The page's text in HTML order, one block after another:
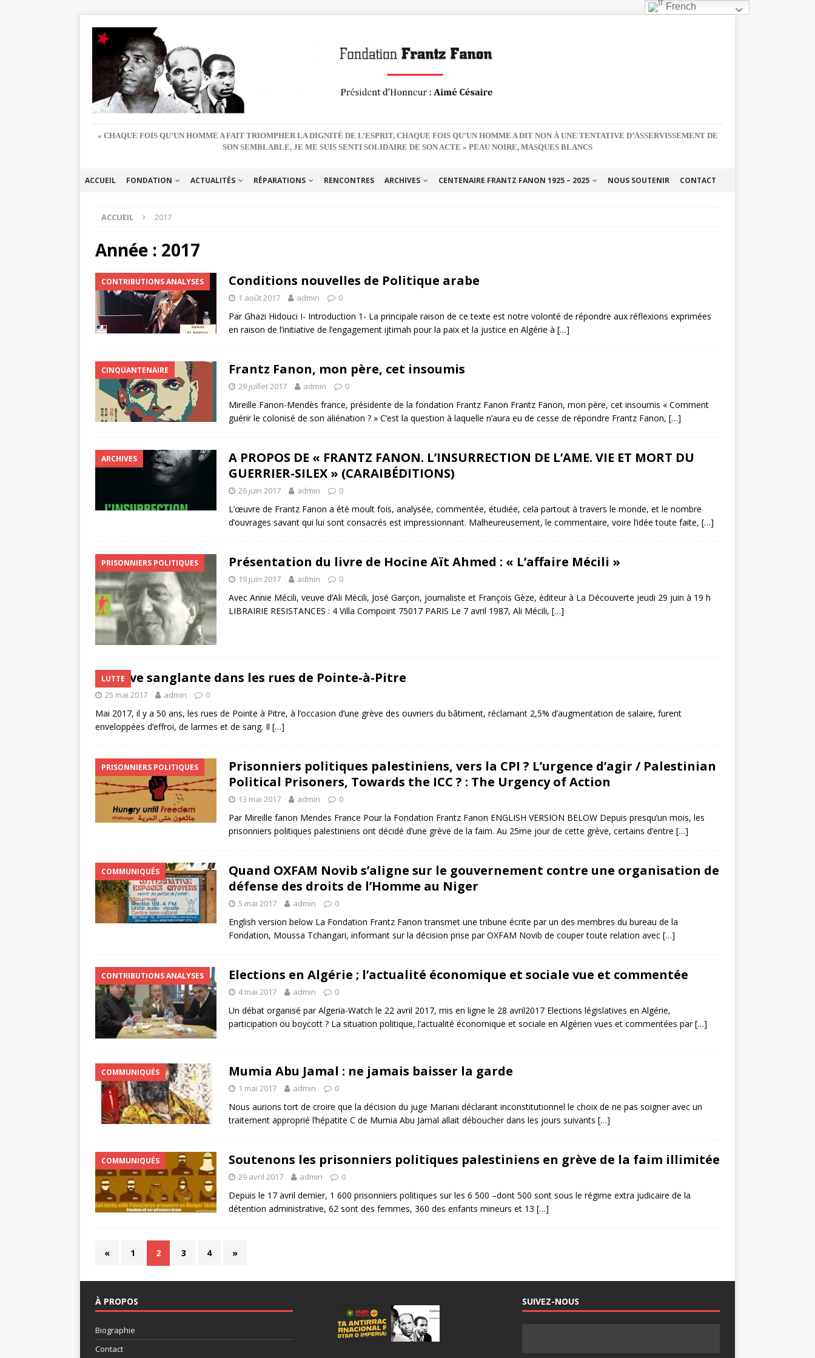
« CHAQUE FOIS QU’UN HOMME A FAIT TRIOMPHER LA DIGNITÉ DE L’ESPRIT, CHAQUE FOIS QU’UN HOMME A DIT NON À UNE TENTATIVE D’ASSERVISSEMENT DE
SON SEMBLABLE, JE ME SUIS SENTI SOLIDAIRE DE SON ACTE » PEAU NOIRE, MASQUES BLANCS
ACCUEIL FONDATION ACTUALITÉS RÉPARATIONS RENCONTRES ARCHIVES CENTENAIRE FRANTZ FANON 1925 – 2025 NOUS SOUTENIR CONTACT
ACCUEIL 2017
Année : 2017
CONTRIBUTIONS ANALYSES Conditions nouvelles de Politique arabe
1 août 2017 admin 0
Par Ghazi Hidouci I- Introduction 1- La principale raison de ce texte est notre volonté de répondre aux réflexions exprimées
en raison de l’initiative de l’engagement ijtimah pour la paix et la justice en Algérie à […]
CINQUANTENAIRE Frantz Fanon, mon père, cet insoumis
29 juillet 2017 admin 0
Mireille Fanon-Mendès france, présidente de la fondation Frantz Fanon Frantz Fanon, mon père, cet insoumis « Comment
guérir le colonisé de son aliénation ? » C’est la question à laquelle n’aura eu de cesse de répondre Frantz Fanon, […]
ARCHIVES
A PROPOS DE « FRANTZ FANON. L’INSURRECTION DE L’AME. VIE ET MORT DU
GUERRIER-SILEX » (CARAIBÉDITIONS)
26 juin 2017 admin 0
L’œuvre de Frantz Fanon a été moult fois, analysée, commentée, étudiée, cela partout à travers le monde, et le nombre
d’ouvrages savant qui lui sont consacrés est impressionnant. Malheureusement, le commentaire, voire l’idée toute faite, […]
PRISONNIERS POLITIQUES Présentation du livre de Hocine Aït Ahmed : « L’affaire Mécili »
19 juin 2017 admin 0
Avec Annie Mécili, veuve d’Ali Mécili, José Garçon, journaliste et François Gèze, éditeur à La Découverte jeudi 29 juin à 19 h
LIBRAIRIE RESISTANCES : 4 Villa Compoint 75017 PARIS Le 7 avril 1987, Ali Mécili, […]
LUTTE
Grève sanglante dans les rues de Pointe-à-Pitre
25 mai 2017 admin 0
Mai 2017, il y a 50 ans, les rues de Pointe à Pitre, à l’occasion d’une grève des ouvriers du bâtiment, réclamant 2,5% d’augmentation de salaire, furent
enveloppées d’effroi, de larmes et de sang. Il […]
PRISONNIERS POLITIQUES
Prisonniers politiques palestiniens, vers la CPI ? L’urgence d’agir / Palestinian
Political Prisoners, Towards the ICC ? : The Urgency of Action
13 mai 2017 admin 0
Par Mireille fanon Mendes France Pour la Fondation Frantz Fanon ENGLISH VERSION BELOW Depuis presqu’un mois, les
prisonniers politiques palestiniens ont décidé d’une grève de la faim. Au 25me jour de cette grève, certains d’entre […]
COMMUNIQUÉS
Quand OXFAM Novib s’aligne sur le gouvernement contre une organisation de
défense des droits de l’Homme au Niger
5 mai 2017 admin 0
English version below La Fondation Frantz Fanon transmet une tribune écrite par un des membres du bureau de la
Fondation, Moussa Tchangari, informant sur la décision prise par OXFAM Novib de couper toute relation avec […]
CONTRIBUTIONS ANALYSES Elections en Algérie ; l’actualité économique et sociale vue et commentée
4 mai 2017 admin 0
Un débat organisé par Algeria-Watch le 22 avril 2017, mis en ligne le 28 avril2017 Elections législatives en Algérie,
participation ou boycott ? La situation politique, l’actualité économique et sociale en Algérien vues et commentées par[…]
COMMUNIQUÉS Mumia Abu Jamal : ne jamais baisser la garde
1 mai 2017 admin 0
Nous aurions tort de croire que la décision du juge Mariani déclarant inconstitutionnel le choix de ne pas soigner avec un
traitement approprié l’hépatite C de Mumia Abu Jamal allait déboucher dans les jours suivants […]
COMMUNIQUÉS Soutenons les prisonniers politiques palestiniens en grève de la faim illimitée
29 avril 2017 admin 0
Depuis le 17 avril dernier, 1 600 prisonniers politiques sur les 6 500 –dont 500 sont sous le régime extra judicaire de la
détention administrative, 62 sont des femmes, 360 des enfants mineurs et 13 […]
« 1 2 3 4 »
À PROPOS
Biographie
Contact
SUIVEZ-NOUS
French